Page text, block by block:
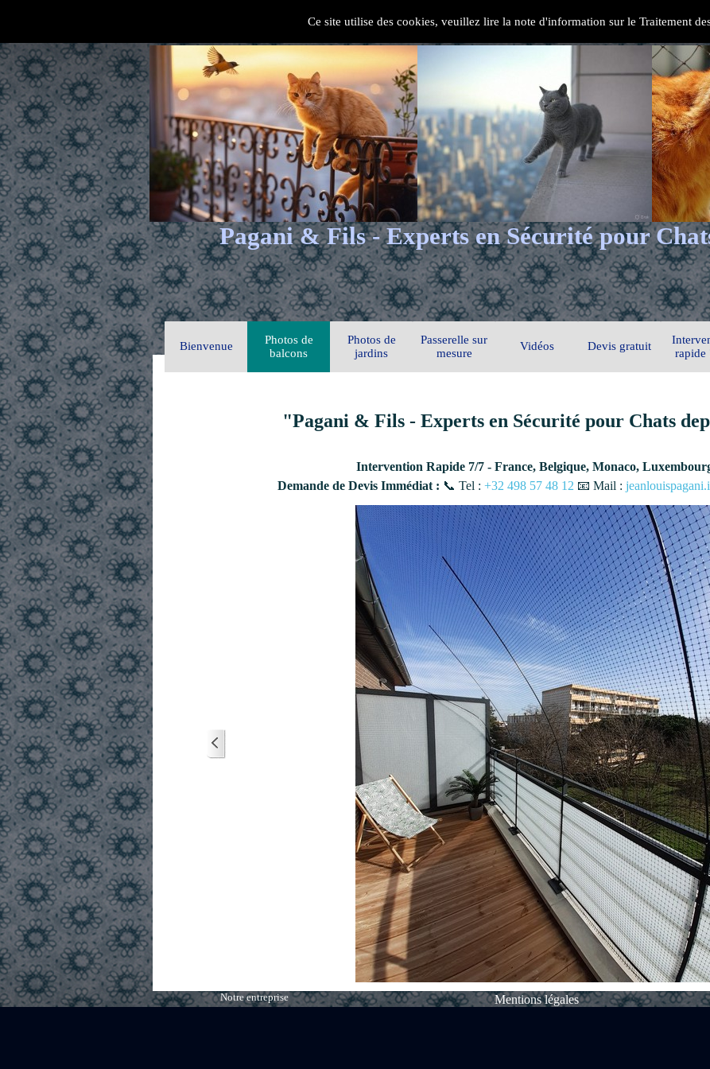
Ce site utilise des cookies, veuillez lire la note d'information sur le Traitement
Pagani & Fils - Experts en Sécurité pour
Bienvenue
Photos de
balcons
Photos de
jardins
Passerelle sur
mesure
Vidéos Devis gratuit
rapide
"Pagani & Fils - Experts en Sécurité pour Chats
Intervention Rapide 7/7 - France, Belgique, Monaco,
Demande de Devis Immédiat : 📞 Tel : +32 498 57 48 12 📧 Mail :
Notre entreprise Mentions légales